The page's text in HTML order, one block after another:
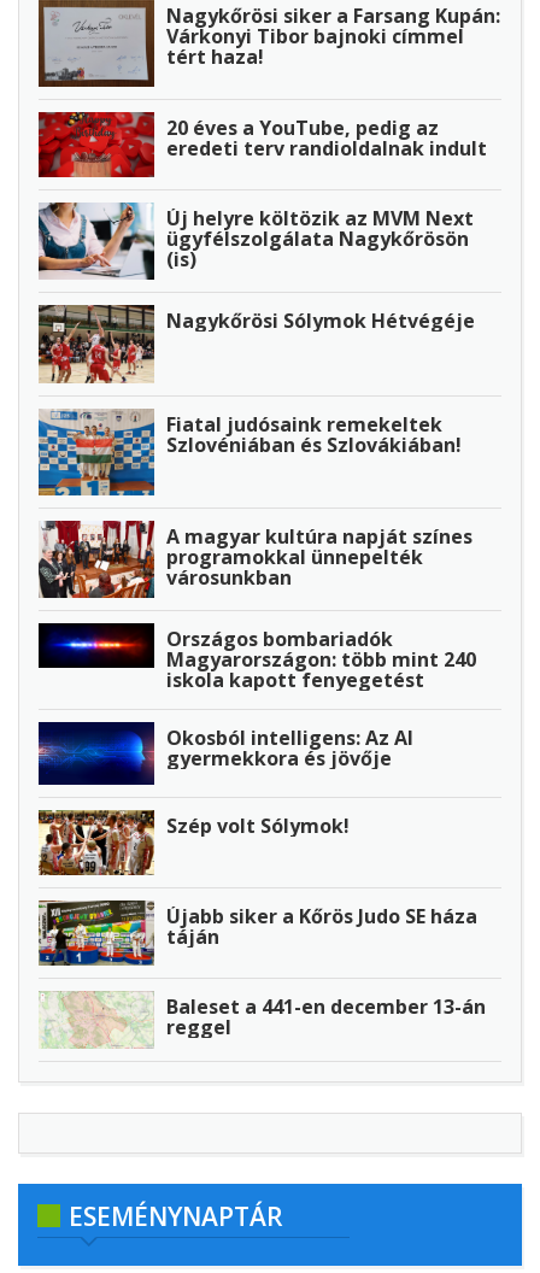
Nagykőrösi siker a Farsang Kupán:
Várkonyi Tibor bajnoki címmel
tért haza!
20 éves a YouTube, pedig az
eredeti terv randioldalnak indult
Új helyre költözik az MVM Next
ügyfélszolgálata Nagykőrösön
(is)
Nagykőrösi Sólymok Hétvégéje
Fiatal judósaink remekeltek
Szlovéniában és Szlovákiában!
A magyar kultúra napját színes
programokkal ünnepelték
városunkban
Országos bombariadók
Magyarországon: több mint 240
iskola kapott fenyegetést
Okosból intelligens: Az AI
gyermekkora és jövője
Szép volt Sólymok!
Újabb siker a Kőrös Judo SE háza
táján
Baleset a 441-en december 13-án
reggel
ESEMÉNYNAPTÁR